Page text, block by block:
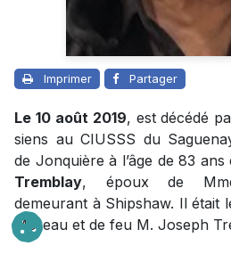
Imprimer Partager
Le 10 août 2019, est décédé
siens au CIUSSS du
de Jonquière à l’âge de 83 ans
Tremblay, époux de
demeurant à Shipshaw. Il était
Moreau et de feu M. Joseph